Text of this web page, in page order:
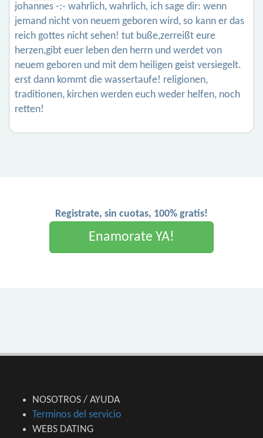
johannes -:- wahrlich, wahrlich, ich sage dir: wenn
jemand nicht von neuem geboren wird, so kann er das
reich gottes nicht sehen! tut buße,zerreißt eure
herzen,gibt euer leben den herrn und werdet von
neuem geboren und mit dem heiligen geist versiegelt.
erst dann kommt die wassertaufe! religionen,
traditionen, kirchen werden euch weder helfen, noch
retten!
Registrate, sin cuotas, 100% gratis!
Enamorate YA!
NOSOTROS / AYUDA
Terminos del servicio
WEBS DATING